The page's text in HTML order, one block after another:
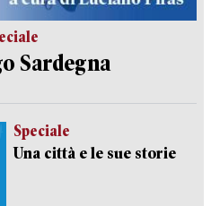
Sardegna
Speciale
Una città e le sue storie